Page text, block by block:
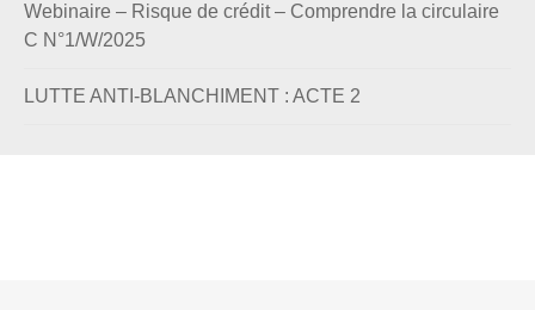
Webinaire – Risque de crédit – Comprendre la circulaire
C N°1/W/2025
LUTTE ANTI-BLANCHIMENT : ACTE 2